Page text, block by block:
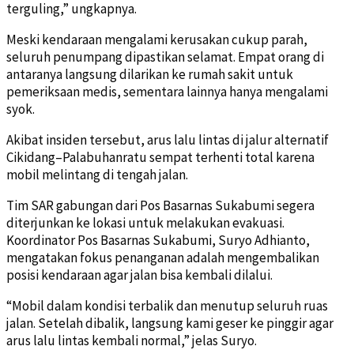
terguling,” ungkapnya.
Meski kendaraan mengalami kerusakan cukup parah,
seluruh penumpang dipastikan selamat. Empat orang di
antaranya langsung dilarikan ke rumah sakit untuk
pemeriksaan medis, sementara lainnya hanya mengalami
syok.
Akibat insiden tersebut, arus lalu lintas di jalur alternatif
Cikidang–Palabuhanratu sempat terhenti total karena
mobil melintang di tengah jalan.
Tim SAR gabungan dari Pos Basarnas Sukabumi segera
diterjunkan ke lokasi untuk melakukan evakuasi.
Koordinator Pos Basarnas Sukabumi, Suryo Adhianto,
mengatakan fokus penanganan adalah mengembalikan
posisi kendaraan agar jalan bisa kembali dilalui.
“Mobil dalam kondisi terbalik dan menutup seluruh ruas
jalan. Setelah dibalik, langsung kami geser ke pinggir agar
arus lalu lintas kembali normal,” jelas Suryo.